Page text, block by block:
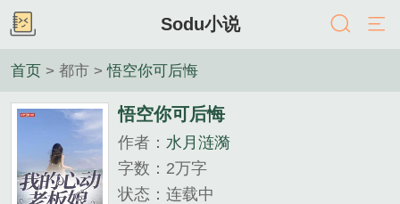
Sodu小说
首页 > 都市 >悟空你可后悔
悟空你可后悔
作者： 水月涟漪
字数：2万字
状态：连载中